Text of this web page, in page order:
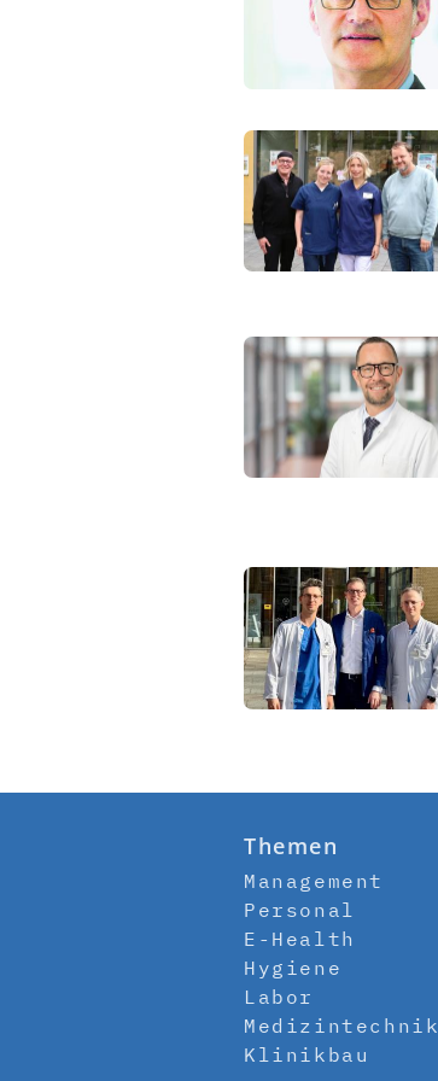
Themen
Management
Personal
E-Health
Hygiene
Labor
Medizintechnik
Klinikbau